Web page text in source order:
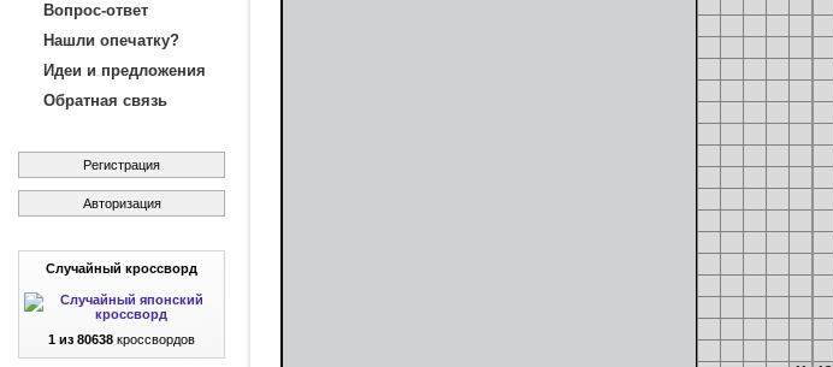
Вопрос-ответ
Нашли опечатку?
Идеи и предложения
Обратная связь
Регистрация
Авторизация
Случайный кроссворд
1 из 80638 кроссвордов